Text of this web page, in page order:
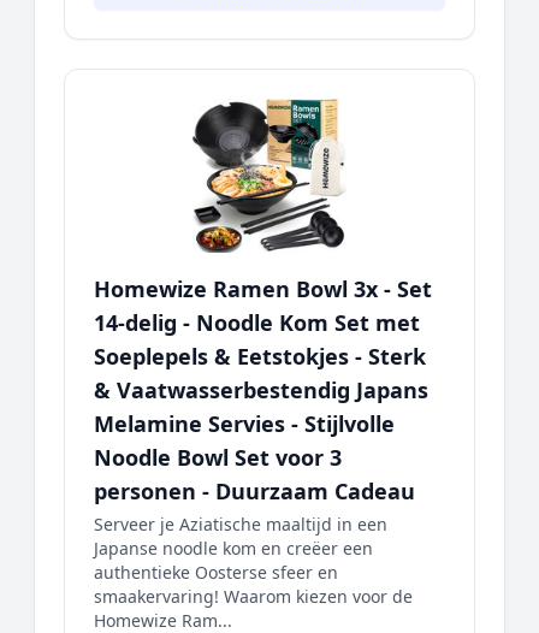
Homewize Ramen Bowl 3x - Set
14-delig - Noodle Kom Set met
Soeplepels & Eetstokjes - Sterk
& Vaatwasserbestendig Japans
Melamine Servies - Stijlvolle
Noodle Bowl Set voor 3
personen - Duurzaam Cadeau
Serveer je Aziatische maaltijd in een
Japanse noodle kom en creëer een
authentieke Oosterse sfeer en
smaakervaring! Waarom kiezen voor de
Homewize Ram...